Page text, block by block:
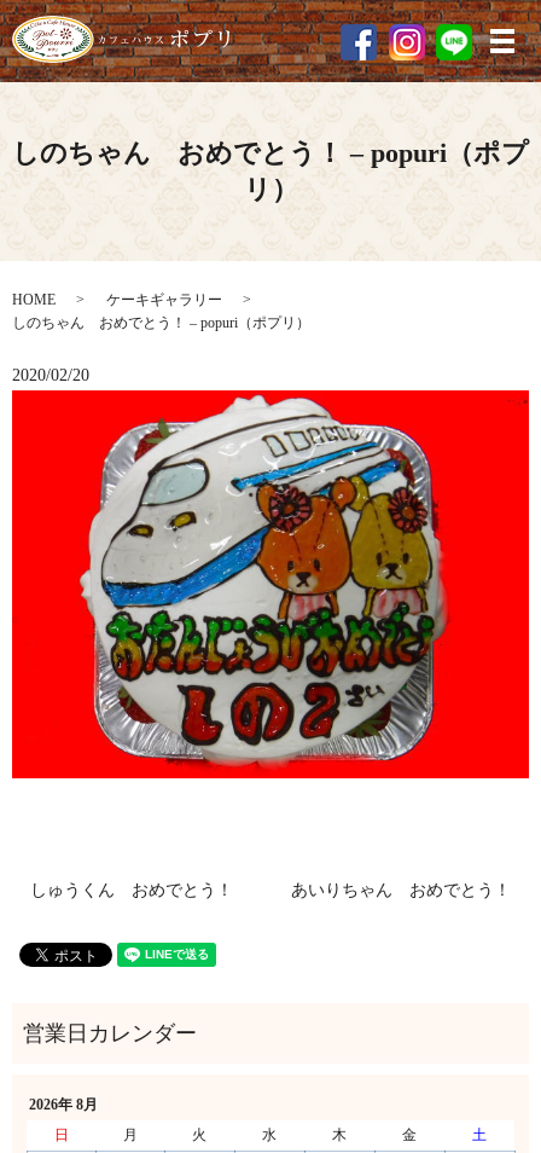
メ
しのちゃん おめでとう！ – popuri（ポプ
リ）
HOME
ケーキギャラリー
しのちゃん おめでとう！ – popuri（ポプリ）
2020/02/20
しゅうくん おめでとう！ あいりちゃん おめでとう！
2026年 8月
日
月 火 水 木 金
土